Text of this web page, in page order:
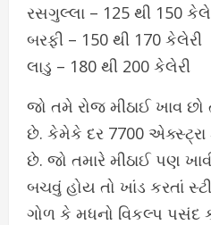
રસગુલ્લા – 125 થી 150
બરફી – 150 થી 170 કેલેરી
લાડુ – 180 થી 200 કેલેરી
જો તમે રોજ મીઠાઈ ખાવ
છે. કેમેકે દર 7700 એક્સ્ટ્રા
છે. જો તમારે મીઠાઈ પણ
બચવું હોય તો ખાંડ કરતાં
ગોળ કે મધનો વિકલ્પ પસંદ